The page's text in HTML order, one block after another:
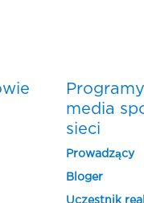
media
sieci
Prowadzący
Bloger
Uczestnik